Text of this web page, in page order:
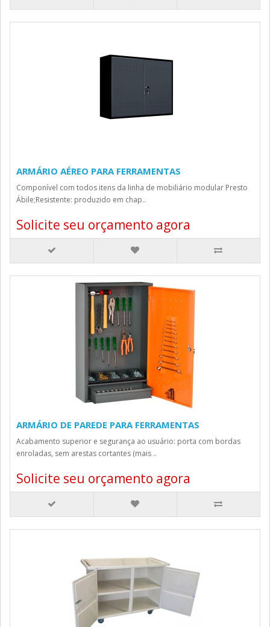
ARMÁRIO AÉREO PARA FERRAMENTAS
Componível com todos itens da linha de mobiliário modular Presto
Ábile;Resistente: produzido em chap..
Solicite seu orçamento agora
ARMÁRIO DE PAREDE PARA FERRAMENTAS
Acabamento superior e segurança ao usuário: porta com bordas
enroladas, sem arestas cortantes (mais ..
Solicite seu orçamento agora